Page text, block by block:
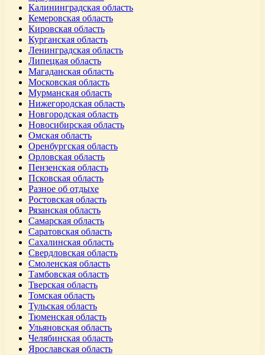
Калининградская область
Кемеровская область
Кировская область
Курганская область
Ленинградская область
Липецкая область
Магаданская область
Московская область
Мурманская область
Нижегородская область
Новгородская область
Новосибирская область
Омская область
Оренбургская область
Орловская область
Пензенская область
Псковская область
Разное об отдыхе
Ростовская область
Рязанская область
Самарская область
Саратовская область
Сахалинская область
Свердловская область
Смоленская область
Тамбовская область
Тверская область
Томская область
Тульская область
Тюменская область
Ульяновская область
Челябинская область
Ярославская область